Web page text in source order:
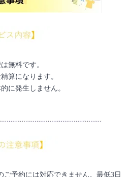
無料です。
算になります。
に発生しません。
ご予約には対応できません。最低3日